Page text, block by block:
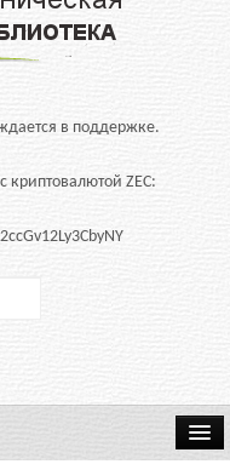
в поддержке.
ZEC: